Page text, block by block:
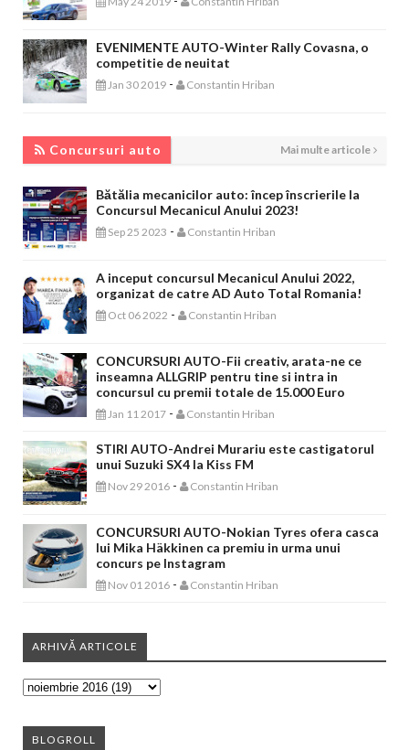
EVENIMENTE AUTO-Winter Rally Covasna, o
competitie de neuitat
Jan 30 2019 - Constantin Hriban
Concursuri auto Mai multe articole
Bătălia mecanicilor auto: încep înscrierile la
Concursul Mecanicul Anului 2023!
Sep 25 2023 - Constantin Hriban
A inceput concursul Mecanicul Anului 2022,
organizat de catre AD Auto Total Romania!
Oct 06 2022 - Constantin Hriban
CONCURSURI AUTO-Fii creativ, arata-ne ce
inseamna ALLGRIP pentru tine si intra in
concursul cu premii totale de 15.000 Euro
Jan 11 2017 - Constantin Hriban
STIRI AUTO-Andrei Murariu este castigatorul
unui Suzuki SX4 la Kiss FM
Nov 29 2016 - Constantin Hriban
CONCURSURI AUTO-Nokian Tyres ofera casca
lui Mika Häkkinen ca premiu in urma unui
concurs pe Instagram
Nov 01 2016 - Constantin Hriban
ARHIVĂ ARTICOLE
BLOGROLL